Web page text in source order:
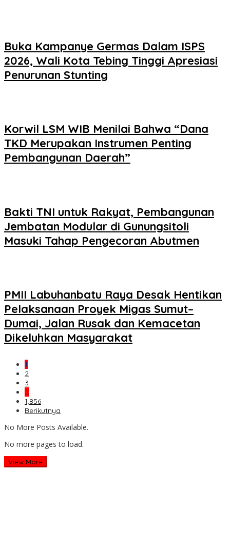
Buka Kampanye Germas Dalam ISPS
2026, Wali Kota Tebing Tinggi Apresiasi
Penurunan Stunting
Korwil LSM WIB Menilai Bahwa “Dana
TKD Merupakan Instrumen Penting
Pembangunan Daerah”
Bakti TNI untuk Rakyat, Pembangunan
Jembatan Modular di Gunungsitoli
Masuki Tahap Pengecoran Abutmen
PMII Labuhanbatu Raya Desak Hentikan
Pelaksanaan Proyek Migas Sumut–
Dumai, Jalan Rusak dan Kemacetan
Dikeluhkan Masyarakat
1
2
3
…
1,856
Berikutnya
No More Posts Available.
No more pages to load.
View More